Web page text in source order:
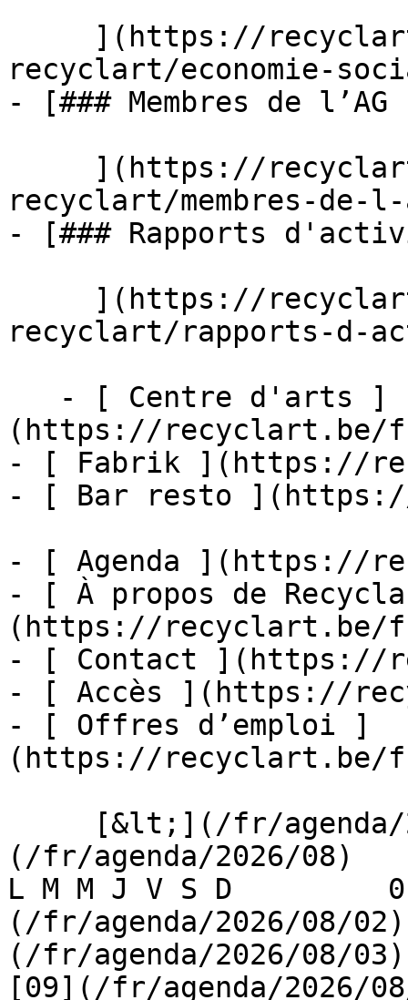
recyclart/economie-
- [### Membres de l’AG
recyclart/membres-de-
- [### Rapports
recyclart/rapports-d-
(https://recyclart.be/
- [ Fabrik ](https://
- [ Bar resto
- [ Agenda ](https://
- [ À propos de
(https://recyclart.be/
- [ Contact ](https://
- [ Accès ](https://
- [ Offres d’emploi ]
(https://recyclart.be/
(/fr/agenda/2026/08)
L M M J V S D
(/fr/agenda/2026/08/
(/fr/agenda/2026/08/
[09](/fr/agenda/2026/